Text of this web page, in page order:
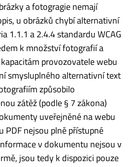
a fotogragie nemají
u obrázků chybí alternativní
1.1.1 a 2.4.4 standardu WCAG
k množství fotografií a
provozovatele webu
smysluplného alternativní text
způsobilo
zátěž (podle § 7 zákona)
uveřejněné na webu
PDF nejsou plně přístupné
v dokumentu nejsou v
jsou tedy k dispozici pouze